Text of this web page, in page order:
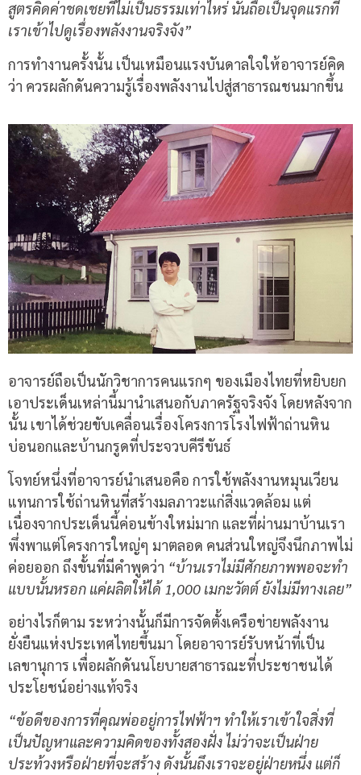
สูตรคิดค่าชดเชยที่ไม่เป็นธรรมเท่าไหร่ นั่นถือเป็นจุดแรกที่
เราเข้าไปดูเรื่องพลังงานจริงจัง”
การทำงานครั้งนั้น เป็นเหมือนแรงบันดาลใจให้อาจารย์คิด
ว่า ควรผลักดันความรู้เรื่องพลังงานไปสู่สาธารณชนมากขึ้น
อาจารย์ถือเป็นนักวิชาการคนแรกๆ ของเมืองไทยที่หยิบยก
เอาประเด็นเหล่านี้มานำเสนอกับภาครัฐจริงจัง โดยหลังจาก
นั้น เขาได้ช่วยขับเคลื่อนเรื่องโครงการโรงไฟฟ้าถ่านหิน
บ่อนอกและบ้านกรูดที่ประจวบคีรีขันธ์
โจทย์หนึ่งที่อาจารย์นำเสนอคือ การใช้พลังงานหมุนเวียน
แทนการใช้ถ่านหินที่สร้างมลภาวะแก่สิ่งแวดล้อม แต่
เนื่องจากประเด็นนี้ค่อนข้างใหม่มาก และที่ผ่านมาบ้านเรา
พึ่งพาแต่โครงการใหญ่ๆ มาตลอด คนส่วนใหญ่จึงนึกภาพไม่
ค่อยออก ถึงขั้นที่มีคำพูดว่า “บ้านเราไม่มีศักยภาพพอจะทำ
แบบนั้นหรอก แค่ผลิตให้ได้ 1,000 เมกะวัตต์ ยังไม่มีทางเลย”
อย่างไรก็ตาม ระหว่างนั้นก็มีการจัดตั้งเครือข่ายพลังงาน
ยั่งยืนแห่งประเทศไทยขึ้นมา โดยอาจารย์รับหน้าที่เป็น
เลขานุการ เพื่อผลักดันนโยบายสาธารณะที่ประชาชนได้
ประโยชน์อย่างแท้จริง
“ข้อดีของการที่คุณพ่ออยู่การไฟฟ้าฯ ทำให้เราเข้าใจสิ่งที่
เป็นปัญหาและความคิดของทั้งสองฝั่ง ไม่ว่าจะเป็นฝ่าย
ประท้วงหรือฝ่ายที่จะสร้าง ดังนั้นถึงเราจะอยู่ฝ่ายหนึ่ง แต่ก็